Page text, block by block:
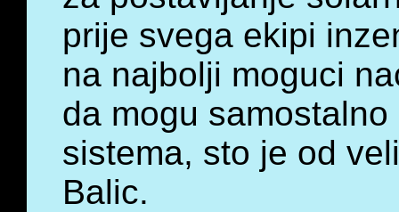
prije svega ekipi
na najbolji moguci
da mogu
sistema, sto je od
Balic.